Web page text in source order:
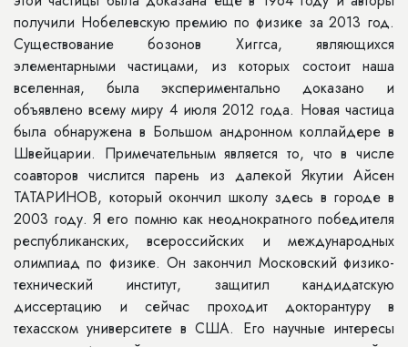
получили Нобелевскую премию по физике за 2013 год.
Существование бозонов Хиггса, являющихся
элементарными частицами, из которых состоит наша
вселенная, была экспериментально доказано и
объявлено всему миру 4 июля 2012 года. Новая частица
была обнаружена в Большом андронном коллайдере в
Швейцарии. Примечательным является то, что в числе
соавторов числится парень из далекой Якутии Айсен
ТАТАРИНОВ, который окончил школу здесь в городе в
2003 году. Я его помню как неоднократного победителя
республиканских, всероссийских и международных
олимпиад по физике. Он закончил Московский физико-
технический институт, защитил кандидатскую
диссертацию и сейчас проходит докторантуру в
техасском университете в США. Его научные интересы